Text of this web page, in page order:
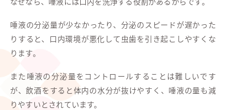
唾液の分泌量が少なかったり、分泌のスピードが遅かった
りすると、口内環境が悪化して虫歯を引き起こしやすくな
ります。
また唾液の分泌量をコントロールすることは難しいです
が、飲酒をすると体内の水分が抜けやすく、唾液の量も減
りやすいとされています。